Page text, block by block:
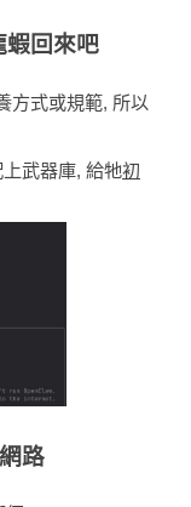
蝦回來吧
方式或規範, 所以
武器庫, 給牠初
路